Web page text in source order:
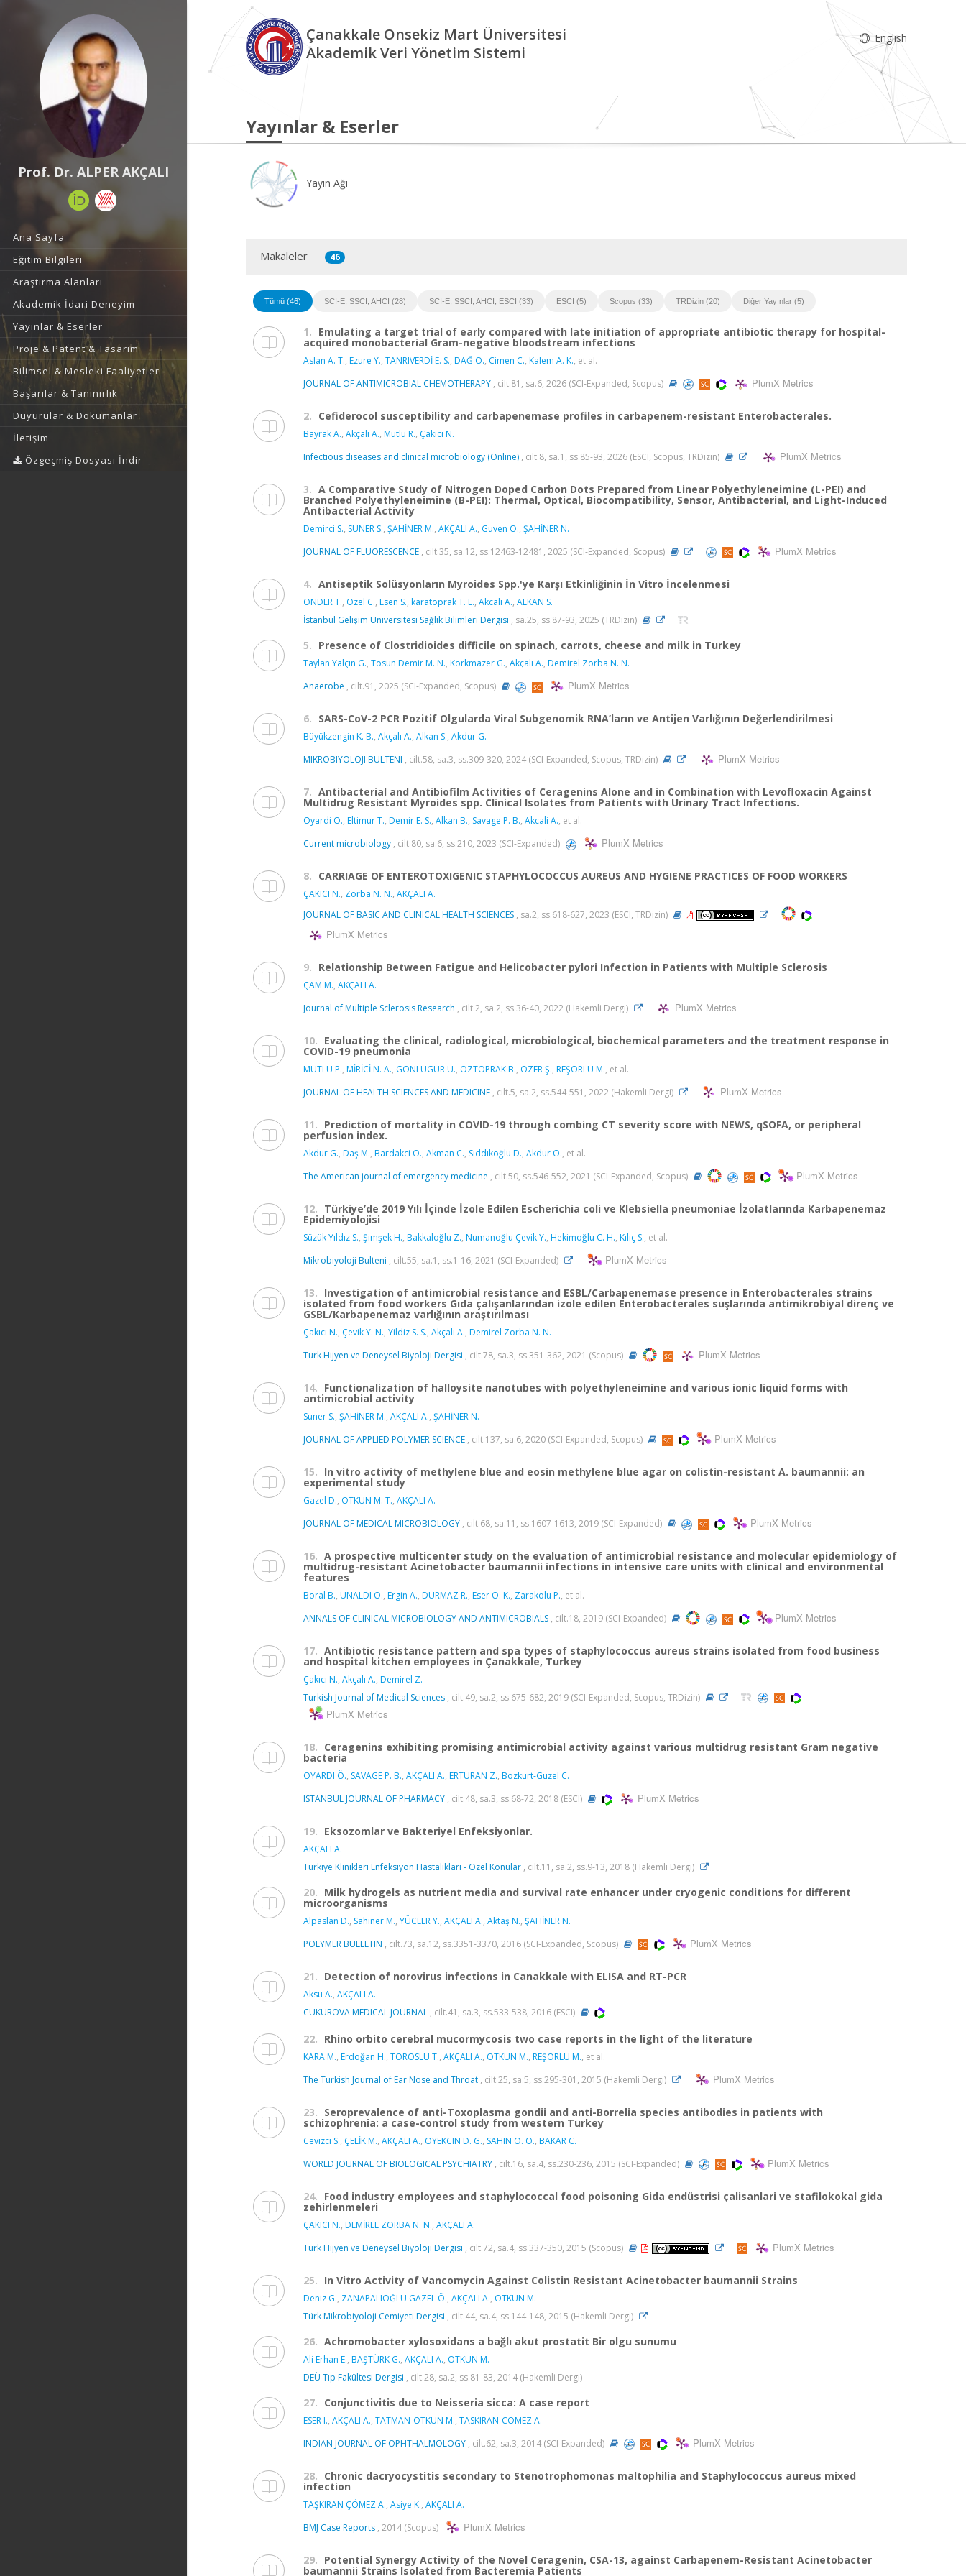
Prof. Dr. ALPER AKÇALI
Ana Sayfa
Eğitim Bilgileri
Araştırma Alanları
Akademik İdari Deneyim
Yayınlar & Eserler
Proje & Patent & Tasarım
Bilimsel & Mesleki Faaliyetler
Başarılar & Tanınırlık
Duyurular & Dokümanlar
İletişim
Özgeçmiş Dosyası İndir
Çanakkale Onsekiz Mart Üniversitesi
Akademik Veri Yönetim Sistemi
English
Yayınlar & Eserler
Yayın Ağı
Makaleler 46
Tümü (46) SCI-E, SSCI, AHCI (28) SCI-E, SSCI, AHCI, ESCI (33) ESCI (5) Scopus (33) TRDizin (20) Diğer Yayınlar (5)
1. Emulating a target trial of early compared with late initiation of appropriate antibiotic therapy for hospital-
acquired monobacterial Gram-negative bloodstream infections
Aslan A. T., Ezure Y., TANRIVERDİ E. S., DAĞ O., Cimen C., Kalem A. K., et al.
JOURNAL OF ANTIMICROBIAL CHEMOTHERAPY , cilt.81, sa.6, 2026 (SCI-Expanded, Scopus) PlumX Metrics
2. Cefiderocol susceptibility and carbapenemase profiles in carbapenem-resistant Enterobacterales.
Bayrak A., Akçalı A., Mutlu R., Çakıcı N.
Infectious diseases and clinical microbiology (Online) , cilt.8, sa.1, ss.85-93, 2026 (ESCI, Scopus, TRDizin) PlumX Metrics
3. A Comparative Study of Nitrogen Doped Carbon Dots Prepared from Linear Polyethyleneimine (L-PEI) and
Branched Polyethyleneimine (B-PEI): Thermal, Optical, Biocompatibility, Sensor, Antibacterial, and Light-Induced
Antibacterial Activity
Demirci S., SUNER S., ŞAHİNER M., AKÇALI A., Guven O., ŞAHİNER N.
JOURNAL OF FLUORESCENCE , cilt.35, sa.12, ss.12463-12481, 2025 (SCI-Expanded, Scopus) PlumX Metrics
4. Antiseptik Solüsyonların Myroides Spp.'ye Karşı Etkinliğinin İn Vitro İncelenmesi
ÖNDER T., Ozel C., Esen S., karatoprak T. E., Akcali A., ALKAN S.
İstanbul Gelişim Üniversitesi Sağlık Bilimleri Dergisi , sa.25, ss.87-93, 2025 (TRDizin)
5. Presence of Clostridioides difficile on spinach, carrots, cheese and milk in Turkey
Taylan Yalçın G., Tosun Demir M. N., Korkmazer G., Akçalı A., Demirel Zorba N. N.
Anaerobe , cilt.91, 2025 (SCI-Expanded, Scopus) PlumX Metrics
6. SARS-CoV-2 PCR Pozitif Olgularda Viral Subgenomik RNA’ların ve Antijen Varlığının Değerlendirilmesi
Büyükzengin K. B., Akçalı A., Alkan S., Akdur G.
MIKROBIYOLOJI BULTENI , cilt.58, sa.3, ss.309-320, 2024 (SCI-Expanded, Scopus, TRDizin) PlumX Metrics
7. Antibacterial and Antibiofilm Activities of Ceragenins Alone and in Combination with Levofloxacin Against
Multidrug Resistant Myroides spp. Clinical Isolates from Patients with Urinary Tract Infections.
Oyardi O., Eltimur T., Demir E. S., Alkan B., Savage P. B., Akcali A., et al.
Current microbiology , cilt.80, sa.6, ss.210, 2023 (SCI-Expanded) PlumX Metrics
8. CARRIAGE OF ENTEROTOXIGENIC STAPHYLOCOCCUS AUREUS AND HYGIENE PRACTICES OF FOOD WORKERS
ÇAKICI N., Zorba N. N., AKÇALI A.
JOURNAL OF BASIC AND CLINICAL HEALTH SCIENCES , sa.2, ss.618-627, 2023 (ESCI, TRDizin)
PlumX Metrics
9. Relationship Between Fatigue and Helicobacter pylori Infection in Patients with Multiple Sclerosis
ÇAM M., AKÇALI A.
Journal of Multiple Sclerosis Research , cilt.2, sa.2, ss.36-40, 2022 (Hakemli Dergi) PlumX Metrics
10. Evaluating the clinical, radiological, microbiological, biochemical parameters and the treatment response in
COVID-19 pneumonia
MUTLU P., MİRİCİ N. A., GÖNLÜGÜR U., ÖZTOPRAK B., ÖZER Ş., REŞORLU M., et al.
JOURNAL OF HEALTH SCIENCES AND MEDICINE , cilt.5, sa.2, ss.544-551, 2022 (Hakemli Dergi) PlumX Metrics
11. Prediction of mortality in COVID-19 through combing CT severity score with NEWS, qSOFA, or peripheral
perfusion index.
Akdur G., Daş M., Bardakci O., Akman C., Sıddıkoğlu D., Akdur O., et al.
The American journal of emergency medicine , cilt.50, ss.546-552, 2021 (SCI-Expanded, Scopus) PlumX Metrics
12. Türkiye’de 2019 Yılı İçinde İzole Edilen Escherichia coli ve Klebsiella pneumoniae İzolatlarında Karbapenemaz
Epidemiyolojisi
Süzük Yıldız S., Şimşek H., Bakkaloğlu Z., Numanoğlu Çevik Y., Hekimoğlu C. H., Kılıç S., et al.
Mikrobiyoloji Bulteni , cilt.55, sa.1, ss.1-16, 2021 (SCI-Expanded) PlumX Metrics
13. Investigation of antimicrobial resistance and ESBL/Carbapenemase presence in Enterobacterales strains
isolated from food workers Gıda çalışanlarından izole edilen Enterobacterales suşlarında antimikrobiyal direnç ve
GSBL/Karbapenemaz varlığının araştırılması
Çakıcı N., Çevik Y. N., Yildiz S. S., Akçalı A., Demirel Zorba N. N.
Turk Hijyen ve Deneysel Biyoloji Dergisi , cilt.78, sa.3, ss.351-362, 2021 (Scopus) PlumX Metrics
14. Functionalization of halloysite nanotubes with polyethyleneimine and various ionic liquid forms with
antimicrobial activity
Suner S., ŞAHİNER M., AKÇALI A., ŞAHİNER N.
JOURNAL OF APPLIED POLYMER SCIENCE , cilt.137, sa.6, 2020 (SCI-Expanded, Scopus) PlumX Metrics
15. In vitro activity of methylene blue and eosin methylene blue agar on colistin-resistant A. baumannii: an
experimental study
Gazel D., OTKUN M. T., AKÇALI A.
JOURNAL OF MEDICAL MICROBIOLOGY , cilt.68, sa.11, ss.1607-1613, 2019 (SCI-Expanded) PlumX Metrics
16. A prospective multicenter study on the evaluation of antimicrobial resistance and molecular epidemiology of
multidrug-resistant Acinetobacter baumannii infections in intensive care units with clinical and environmental
features
Boral B., UNALDI O., Ergin A., DURMAZ R., Eser O. K., Zarakolu P., et al.
ANNALS OF CLINICAL MICROBIOLOGY AND ANTIMICROBIALS , cilt.18, 2019 (SCI-Expanded) PlumX Metrics
17. Antibiotic resistance pattern and spa types of staphylococcus aureus strains isolated from food business
and hospital kitchen employees in Çanakkale, Turkey
Çakıcı N., Akçalı A., Demirel Z.
Turkish Journal of Medical Sciences , cilt.49, sa.2, ss.675-682, 2019 (SCI-Expanded, Scopus, TRDizin)
PlumX Metrics
18. Ceragenins exhibiting promising antimicrobial activity against various multidrug resistant Gram negative
bacteria
OYARDI Ö., SAVAGE P. B., AKÇALI A., ERTURAN Z., Bozkurt-Guzel C.
ISTANBUL JOURNAL OF PHARMACY , cilt.48, sa.3, ss.68-72, 2018 (ESCI) PlumX Metrics
19. Eksozomlar ve Bakteriyel Enfeksiyonlar.
AKÇALI A.
Türkiye Klinikleri Enfeksiyon Hastalıkları - Özel Konular , cilt.11, sa.2, ss.9-13, 2018 (Hakemli Dergi)
20. Milk hydrogels as nutrient media and survival rate enhancer under cryogenic conditions for different
microorganisms
Alpaslan D., Sahiner M., YÜCEER Y., AKÇALI A., Aktaş N., ŞAHİNER N.
POLYMER BULLETIN , cilt.73, sa.12, ss.3351-3370, 2016 (SCI-Expanded, Scopus) PlumX Metrics
21. Detection of norovirus infections in Canakkale with ELISA and RT-PCR
Aksu A., AKÇALI A.
CUKUROVA MEDICAL JOURNAL , cilt.41, sa.3, ss.533-538, 2016 (ESCI)
22. Rhino orbito cerebral mucormycosis two case reports in the light of the literature
KARA M., Erdoğan H., TOROSLU T., AKÇALI A., OTKUN M., REŞORLU M., et al.
The Turkish Journal of Ear Nose and Throat , cilt.25, sa.5, ss.295-301, 2015 (Hakemli Dergi) PlumX Metrics
23. Seroprevalence of anti-Toxoplasma gondii and anti-Borrelia species antibodies in patients with
schizophrenia: a case-control study from western Turkey
Cevizci S., ÇELİK M., AKÇALI A., OYEKCIN D. G., SAHIN O. O., BAKAR C.
WORLD JOURNAL OF BIOLOGICAL PSYCHIATRY , cilt.16, sa.4, ss.230-236, 2015 (SCI-Expanded) PlumX Metrics
24. Food industry employees and staphylococcal food poisoning Gida endüstrisi çalisanlari ve stafilokokal gida
zehirlenmeleri
ÇAKICI N., DEMİREL ZORBA N. N., AKÇALI A.
Turk Hijyen ve Deneysel Biyoloji Dergisi , cilt.72, sa.4, ss.337-350, 2015 (Scopus) PlumX Metrics
25. In Vitro Activity of Vancomycin Against Colistin Resistant Acinetobacter baumannii Strains
Deniz G., ZANAPALIOĞLU GAZEL Ö., AKÇALI A., OTKUN M.
Türk Mikrobiyoloji Cemiyeti Dergisi , cilt.44, sa.4, ss.144-148, 2015 (Hakemli Dergi)
26. Achromobacter xylosoxidans a bağlı akut prostatit Bir olgu sunumu
Ali Erhan E., BAŞTÜRK G., AKÇALI A., OTKUN M.
DEÜ Tıp Fakültesi Dergisi , cilt.28, sa.2, ss.81-83, 2014 (Hakemli Dergi)
27. Conjunctivitis due to Neisseria sicca: A case report
ESER I., AKÇALI A., TATMAN-OTKUN M., TASKIRAN-COMEZ A.
INDIAN JOURNAL OF OPHTHALMOLOGY , cilt.62, sa.3, 2014 (SCI-Expanded) PlumX Metrics
28. Chronic dacryocystitis secondary to Stenotrophomonas maltophilia and Staphylococcus aureus mixed
infection
TAŞKIRAN ÇÖMEZ A., Asiye K., AKÇALI A.
BMJ Case Reports , 2014 (Scopus) PlumX Metrics
29. Potential Synergy Activity of the Novel Ceragenin, CSA-13, against Carbapenem-Resistant Acinetobacter
baumannii Strains Isolated from Bacteremia Patients